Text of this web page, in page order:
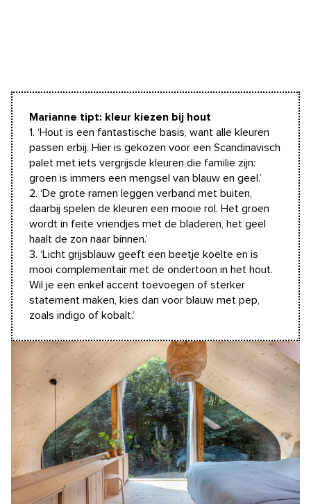
Marianne tipt: kleur kiezen bij hout
1. ‘Hout is een fantastische basis, want alle kleuren
passen erbij. Hier is gekozen voor een Scandinavisch
palet met iets vergrijsde kleuren die familie zijn:
groen is immers een mengsel van blauw en geel.’
2. ‘De grote ramen leggen verband met buiten,
daarbij spelen de kleuren een mooie rol. Het groen
wordt in feite vriendjes met de bladeren, het geel
haalt de zon naar binnen.’
3. ‘Licht grijsblauw geeft een beetje koelte en is
mooi complementair met de ondertoon in het hout.
Wil je een enkel accent toevoegen of sterker
statement maken, kies dan voor blauw met pep,
zoals indigo of kobalt.’